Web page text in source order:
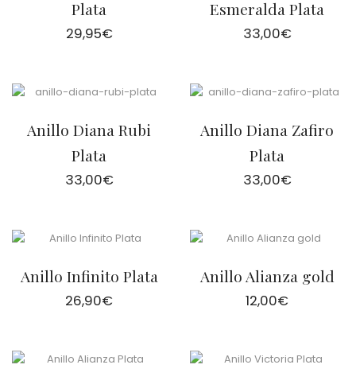
Plata
29,95€
Esmeralda Plata
33,00€
Anillo Diana Rubi
Plata
33,00€
Anillo Diana Zafiro
Plata
33,00€
Anillo Infinito Plata
26,90€
Anillo Alianza gold
12,00€